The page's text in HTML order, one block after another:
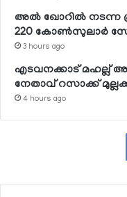
അല്‍ ഖോറില്‍ നടന്ന
220 കോണ്‍സുലാര്‍
3 hours ago
എടവനക്കാട്
നേതാവ് റസാക്ക്
4 hours ago